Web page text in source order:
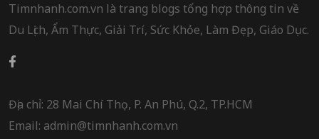
Timnhanh.com.vn là trang blogs tổng hợp thông tin về
Du Lịch, Ẩm Thực, Giải Trí, Sức Khỏe, Làm Đẹp, Giáo Dục.
Địa chỉ: 28 Mai Chí Thọ, P. An Phú, Q.2, TP.HCM
Email: admin@timnhanh.com.vn